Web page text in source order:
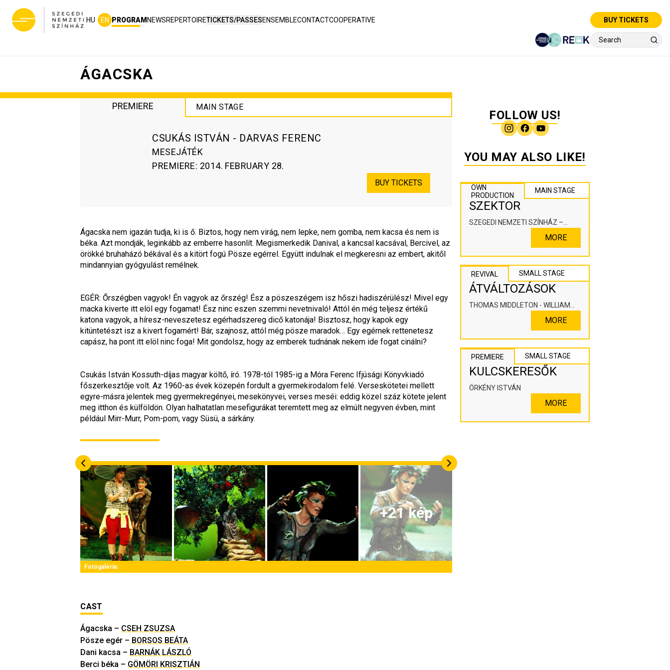
HU EN PROGRAM NEWSREPERTOIRETICKETS/PASSESENSEMBLECONTACTCOOPERATIVE BUY TICKETS
ÁGACSKA
PREMIERE MAIN STAGE
CSUKÁS ISTVÁN - DARVAS FERENC
MESEJÁTÉK
PREMIERE: 2014. FEBRUARY 28.
BUY TICKETS
Ágacska nem igazán tudja, ki is ő. Biztos, hogy nem virág, nem lepke, nem gomba, nem kacsa és nem is
béka. Azt mondják, leginkább az emberre hasonlít. Megismerkedik Danival, a kancsal kacsával, Bercivel, az
örökké bruhaházó békával és a kitört fogú Pösze egérrel. Együtt indulnak el megkeresni az embert, akitől
mindannyian gyógyulást remélnek.
EGÉR: Őrszégben vagyok! Én vagyok az őrszég! Ész a pöszeszégem isz hőszi hadiszérülész! Mivel egy
macka kiverte itt elöl egy fogamat! Ész ninc eszen szemmi nevetnivaló! Attól én még teljesz értékű
katona vagyok, a híresz-neveszetesz egérhadszereg dicő katonája! Bisztosz, hogy kapok egy
kitüntetészt isz a kivert fogamért! Bár, szajnosz, attól még pösze maradok… Egy egérnek rettenetesz
capász, ha pont itt elöl ninc foga! Mit gondolsz, hogy az emberek tudnának nekem ide fogat cinálni?
Csukás István Kossuth-díjas magyar költő, író. 1978-tól 1985-ig a Móra Ferenc Ifjúsági Könyvkiadó
főszerkesztője volt. Az 1960-as évek közepén fordult a gyermekirodalom felé. Verseskötetei mellett
egyre-másra jelentek meg gyermekregényei, mesekönyvei, verses meséi: eddig közel száz kötete jelent
meg itthon és külföldön. Olyan halhatatlan mesefigurákat teremtett meg az elmúlt negyven évben, mint
például Mirr-Murr, Pom-pom, vagy Süsü, a sárkány.
+21kép
Fotógaléria:
CAST
Ágacska – CSEH ZSUZSA
Pösze egér – BORSOS BEÁTA
Dani kacsa – BARNÁK LÁSZLÓ
Berci béka – GÖMÖRI KRISZTIÁN
FOLLOW US!
YOU MAY ALSO LIKE!
OWN
PRODUCTION
MAIN STAGE
SZEKTOR
SZEGEDI NEMZETI SZÍNHÁZ –
KOOPERÁLÓ SZÍNHÁZPEDAGÓGIAI
MORE
REVIVAL SMALL STAGE
ÁTVÁLTOZÁSOK
THOMAS MIDDLETON - WILLIAM
MORE
PREMIERE SMALL STAGE
KULCSKERESŐK
ÖRKÉNY ISTVÁN
MORE